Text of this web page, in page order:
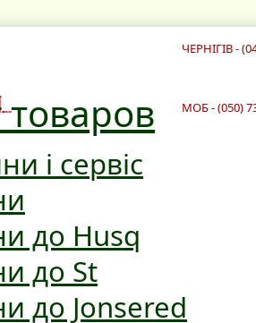
ЧЕРНІГІВ -
товаров
і сервіс
до Husq
до St
до Jonsered
МОБ - (050)